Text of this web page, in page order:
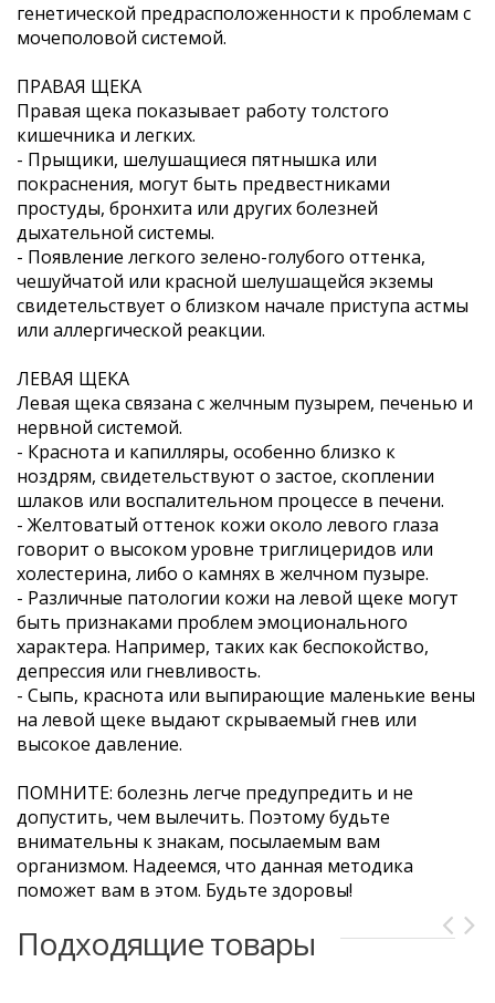
генетической предрасположенности к проблемам с
мочеполовой системой.
ПРАВАЯ ЩЕКА
Правая щека показывает работу толстого
кишечника и легких.
- Прыщики, шелушащиеся пятнышка или
покраснения, могут быть предвестниками
простуды, бронхита или других болезней
дыхательной системы.
- Появление легкого зелено-голубого оттенка,
чешуйчатой или красной шелушащейся экземы
свидетельствует о близком начале приступа астмы
или аллергической реакции.
ЛЕВАЯ ЩЕКА
Левая щека связана с желчным пузырем, печенью и
нервной системой.
- Краснота и капилляры, особенно близко к
ноздрям, свидетельствуют о застое, скоплении
шлаков или воспалительном процессе в печени.
- Желтоватый оттенок кожи около левого глаза
говорит о высоком уровне триглицеридов или
холестерина, либо о камнях в желчном пузыре.
- Различные патологии кожи на левой щеке могут
быть признаками проблем эмоционального
характера. Например, таких как беспокойство,
депрессия или гневливость.
- Сыпь, краснота или выпирающие маленькие вены
на левой щеке выдают скрываемый гнев или
высокое давление.
ПОМНИТЕ: болезнь легче предупредить и не
допустить, чем вылечить. Поэтому будьте
внимательны к знакам, посылаемым вам
организмом. Надеемся, что данная методика
поможет вам в этом. Будьте здоровы!
Подходящие товары